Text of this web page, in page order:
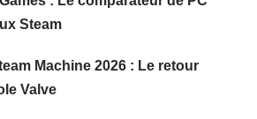
Steam
Machine 2026 : Le retour
Valve